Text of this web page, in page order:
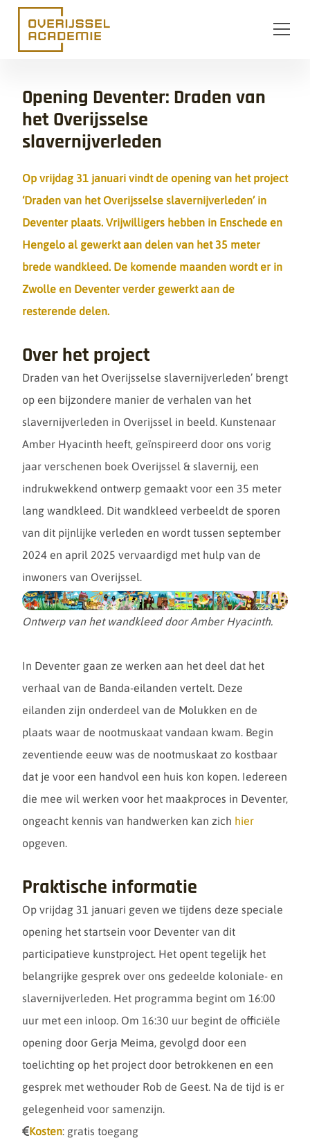
Ga naar de inhoud
Opening Deventer: Draden van
het Overijsselse
slavernijverleden
Op vrijdag 31 januari vindt de opening van het project
‘Draden van het Overijsselse slavernijverleden’ in
Deventer plaats. Vrijwilligers hebben in Enschede en
Hengelo al gewerkt aan delen van het 35 meter
brede wandkleed. De komende maanden wordt er in
Zwolle en Deventer verder gewerkt aan de
resterende delen.
Over het project
Draden van het Overijsselse slavernijverleden’ brengt
op een bijzondere manier de verhalen van het
slavernijverleden in Overijssel in beeld. Kunstenaar
Amber Hyacinth heeft, geïnspireerd door ons vorig
jaar verschenen boek Overijssel & slavernij, een
indrukwekkend ontwerp gemaakt voor een 35 meter
lang wandkleed. Dit wandkleed verbeeldt de sporen
van dit pijnlijke verleden en wordt tussen september
2024 en april 2025 vervaardigd met hulp van de
inwoners van Overijssel.
Ontwerp van het wandkleed door Amber Hyacinth.
In Deventer gaan ze werken aan het deel dat het
verhaal van de Banda-eilanden vertelt. Deze
eilanden zijn onderdeel van de Molukken en de
plaats waar de nootmuskaat vandaan kwam. Begin
zeventiende eeuw was de nootmuskaat zo kostbaar
dat je voor een handvol een huis kon kopen. Iedereen
die mee wil werken voor het maakproces in Deventer,
ongeacht kennis van handwerken kan zich hier
opgeven.
Praktische informatie
Op vrijdag 31 januari geven we tijdens deze speciale
opening het startsein voor Deventer van dit
participatieve kunstproject. Het opent tegelijk het
belangrijke gesprek over ons gedeelde koloniale- en
slavernijverleden. Het programma begint om 16:00
uur met een inloop. Om 16:30 uur begint de officiële
opening door Gerja Meima, gevolgd door een
toelichting op het project door betrokkenen en een
gesprek met wethouder Rob de Geest. Na de tijd is er
gelegenheid voor samenzijn.
Kosten: gratis toegang